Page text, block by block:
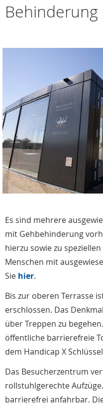
Behinderung
Es sind mehrere
mit Gehbehinderung
hierzu sowie zu
Menschen mit
Sie hier.
Bis zur oberen Terrasse
erschlossen. Das
über Treppen zu
öffentliche barrierefreie
dem Handicap X
Das Besucherzentrum
rollstuhlgerechte
barrierefrei anfahrbar.